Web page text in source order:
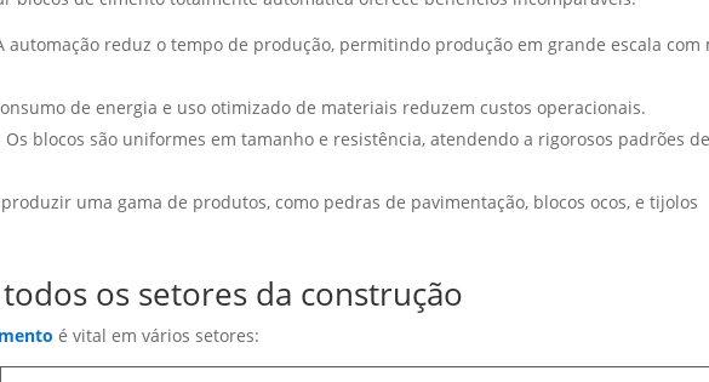
automação reduz o tempo de produção, permitindo produção em grande escala com
de energia e uso otimizado de materiais reduzem custos operacionais.
Os blocos são uniformes em tamanho e resistência, atendendo a rigorosos padrões
uma gama de produtos, como pedras de pavimentação, blocos ocos, e tijolos
os setores da construção
é vital em vários setores: